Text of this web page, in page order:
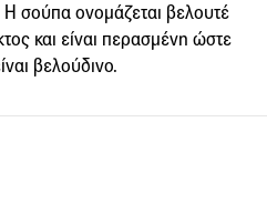
σούπα ονομάζεται βελουτέ
και είναι περασμένη ώστε
βελούδινο.